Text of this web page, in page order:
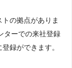
の拠点がありま
ターでの来社登録
録ができます。